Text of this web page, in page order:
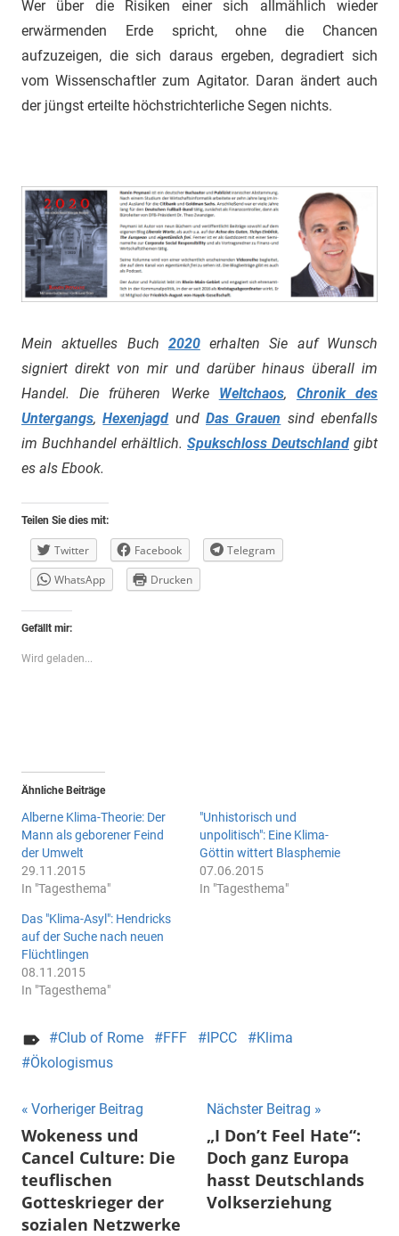
Wer über die Risiken einer sich allmählich wieder
erwärmenden Erde spricht, ohne die Chancen
aufzuzeigen, die sich daraus ergeben, degradiert sich
vom Wissenschaftler zum Agitator. Daran ändert auch
der jüngst erteilte höchstrichterliche Segen nichts.
Mein aktuelles Buch 2020erhalten Sie auf Wunsch
signiert direkt von mir und darüber hinaus überall im
Handel. Die früheren Werke Weltchaos, Chronik des
Untergangs,Hexenjagd undDas Grauen sind ebenfalls
im Buchhandel erhältlich. Spukschloss Deutschland gibt
es als Ebook.
Teilen Sie dies mit:
Twitter Facebook
Telegram
WhatsApp
Drucken
Gefällt mir:
Wird geladen...
Ähnliche Beiträge
Alberne Klima-Theorie: Der
Mann als geborener Feind
der Umwelt
29.11.2015
In "Tagesthema"
"Unhistorisch und
unpolitisch": Eine Klima-
Göttin wittert Blasphemie
07.06.2015
In "Tagesthema"
Das "Klima-Asyl": Hendricks
auf der Suche nach neuen
Flüchtlingen
08.11.2015
In "Tagesthema"
Club of Rome FFF IPCC
Klima
Ökologismus
Beitragsnavigation
Vorheriger Beitrag
Wokeness und
Cancel Culture: Die
teuflischen
Gotteskrieger der
sozialen Netzwerke
Nächster Beitrag
„I Don’t Feel Hate“:
Doch ganz Europa
hasst Deutschlands
Volkserziehung